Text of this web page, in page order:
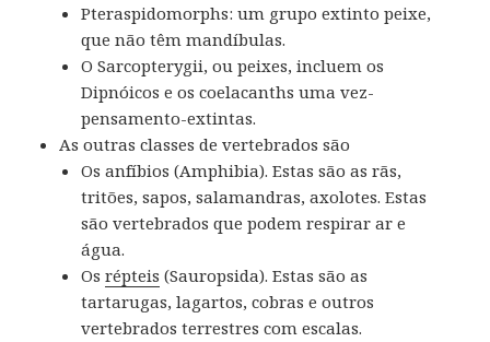
Pteraspidomorphs: um grupo extinto peixe,
que não têm mandíbulas.
O Sarcopterygii, ou peixes, incluem os
Dipnóicos e os coelacanths uma vez-
pensamento-extintas.
As outras classes de vertebrados são
Os anfíbios (Amphibia).Estas são as rãs,
tritões, sapos, salamandras, axolotes.Estas
são vertebrados que podem respirar ar e
água.
Osrépteis (Sauropsida).Estas são as
tartarugas, lagartos, cobras e outros
vertebrados terrestres com escalas.